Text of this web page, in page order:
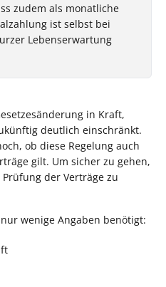
zudem als monatliche
ist selbst bei
Lebenserwartung
in Kraft,
deutlich einschränkt.
ob diese Regelung auch
gilt. Um sicher zu gehen,
der Verträge zu
wenige Angaben benötigt: